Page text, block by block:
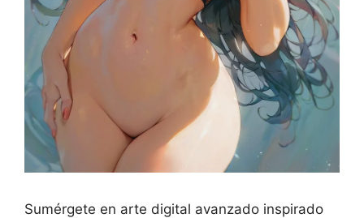
Sumérgete en arte digital avanzado inspirado